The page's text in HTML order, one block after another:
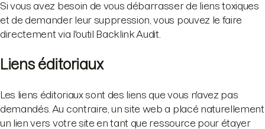
Si vous avez besoin de vous débarrasser de liens toxiques
et de demander leur suppression, vous pouvez le faire
directement via l'outil Backlink Audit.
Liens éditoriaux
Les liens éditoriaux sont des liens que vous n'avez pas
demandés. Au contraire, un site web a placé naturellement
un lien vers votre site en tant que ressource pour étayer